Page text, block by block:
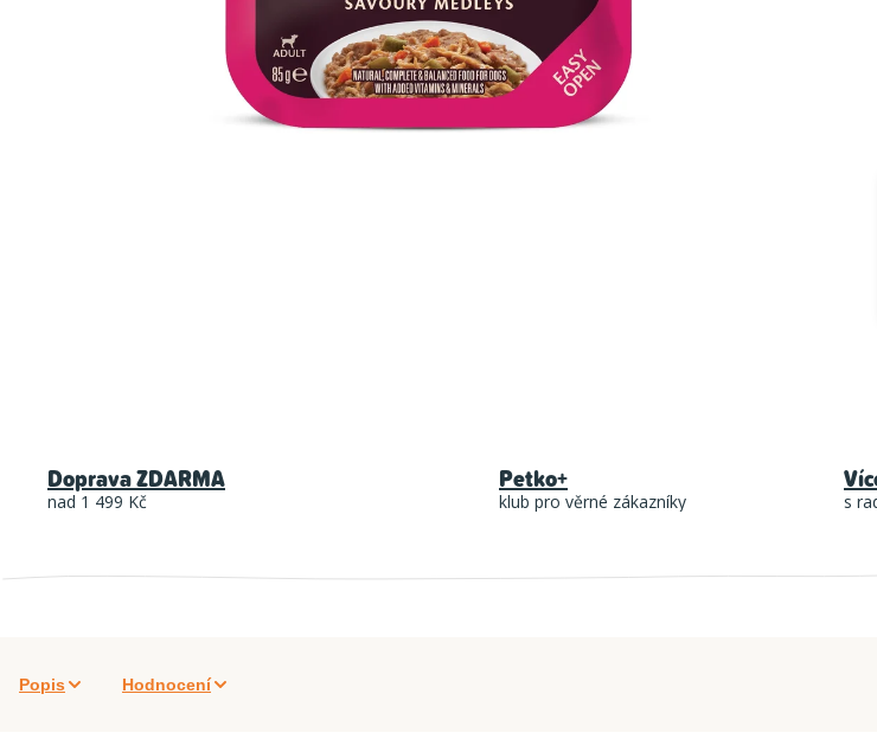
Doprava ZDARMA
nad 1 499 Kč
Petko+
klub pro věrné zákazníky s
Popis Hodnocení